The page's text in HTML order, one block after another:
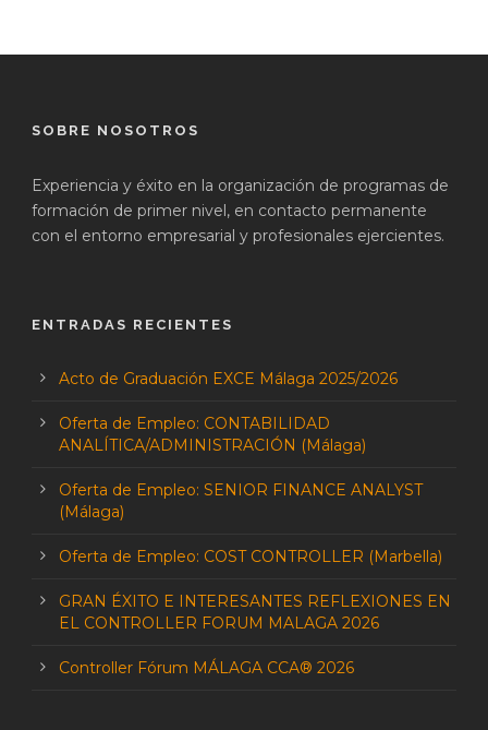
SOBRE NOSOTROS
Experiencia y éxito en la organización de programas de
formación de primer nivel, en contacto permanente
con el entorno empresarial y profesionales ejercientes.
ENTRADAS RECIENTES
Acto de Graduación EXCE Málaga 2025/2026
Oferta de Empleo: CONTABILIDAD
ANALÍTICA/ADMINISTRACIÓN (Málaga)
Oferta de Empleo: SENIOR FINANCE ANALYST
(Málaga)
Oferta de Empleo: COST CONTROLLER (Marbella)
GRAN ÉXITO E INTERESANTES REFLEXIONES EN
EL CONTROLLER FORUM MALAGA 2026
Controller Fórum MÁLAGA CCA® 2026